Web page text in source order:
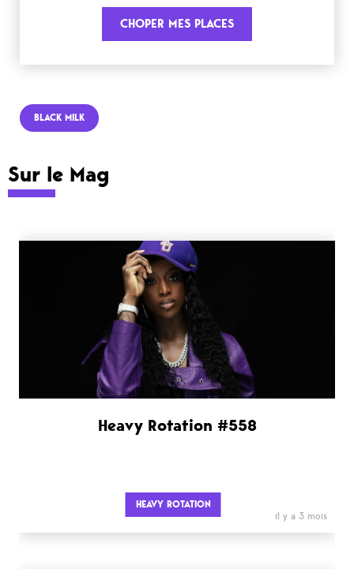
CHOPER MES PLACES
BLACK MILK
Sur le Mag
Heavy Rotation #558
HEAVY ROTATION
il y a 3 mois